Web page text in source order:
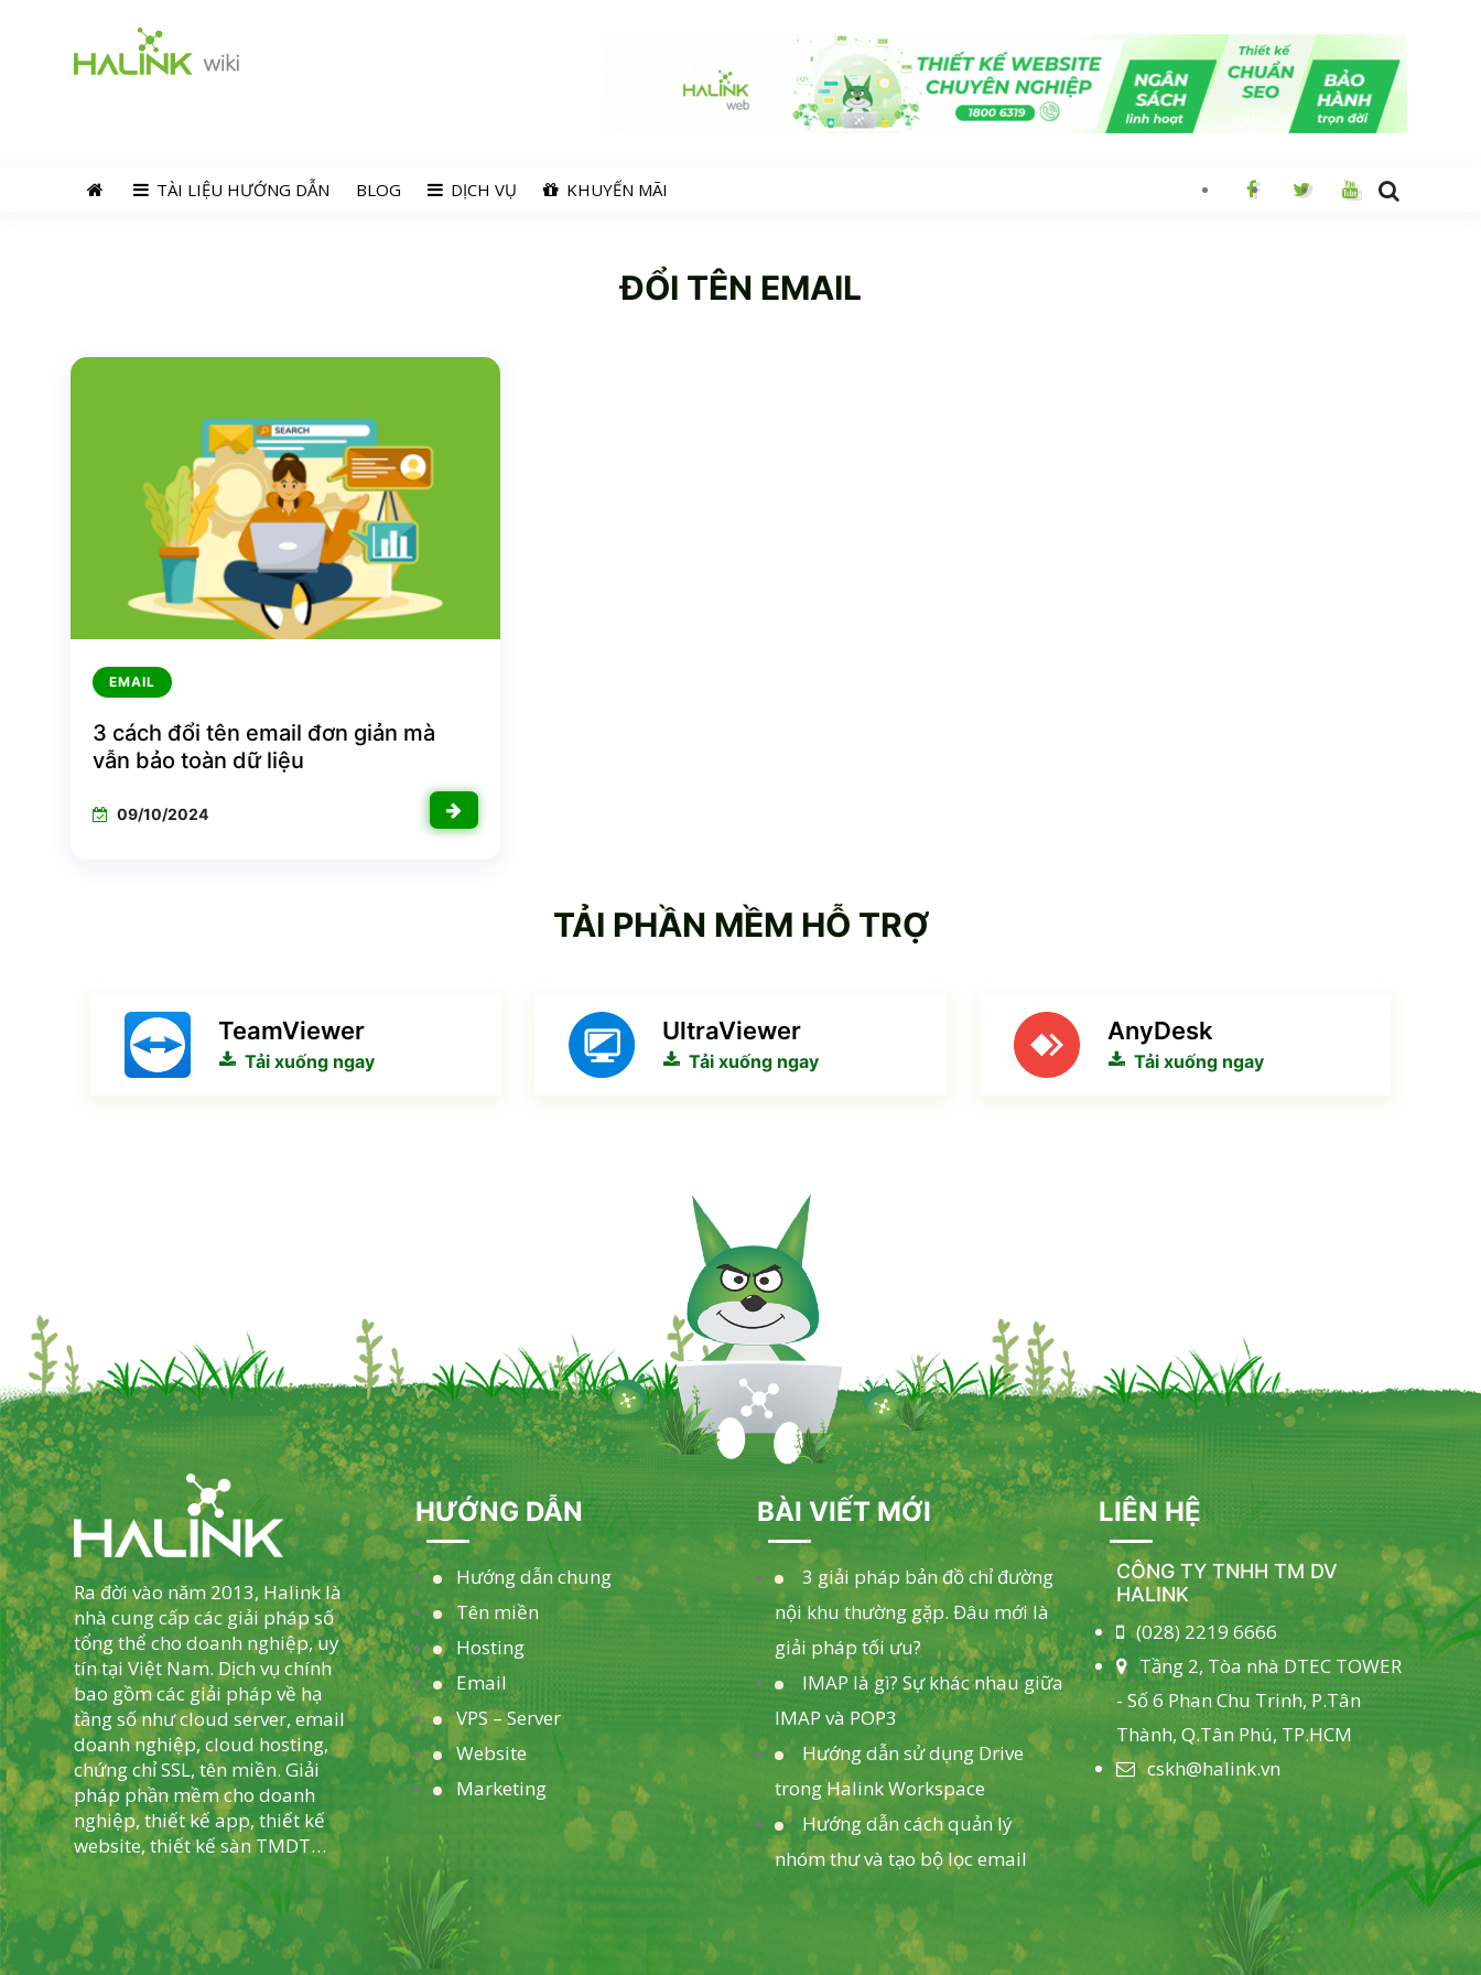
TÀI LIỆU HƯỚNG DẪN BLOG DỊCH VỤ KHUYẾN MÃI
ĐỔI TÊN EMAIL
EMAIL
3 cách đổi tên email đơn giản mà
vẫn bảo toàn dữ liệu
09/10/2024
TẢI PHẦN MỀM HỖ TRỢ
TeamViewer
Tải xuống ngay
UltraViewer
Tải xuống ngay
AnyDesk
Tải xuống ngay
Ra đời vào năm 2013, Halink là
nhà cung cấp các giải pháp số
tổng thể cho doanh nghiệp, uy
tín tại Việt Nam. Dịch vụ chính
bao gồm các giải pháp về hạ
tầng số như cloud server, email
doanh nghiệp, cloud hosting,
chứng chỉ SSL, tên miền. Giải
pháp phần mềm cho doanh
nghiệp, thiết kế app, thiết kế
website, thiết kế sàn TMDT…
HƯỚNG DẪN
Hướng dẫn chung
Tên miền
Hosting
Email
VPS – Server
Website
Marketing
BÀI VIẾT MỚI
3 giải pháp bản đồ chỉ đường
nội khu thường gặp. Đâu mới là
giải pháp tối ưu?
IMAP là gì? Sự khác nhau giữa
IMAP và POP3
Hướng dẫn sử dụng Drive
trong Halink Workspace
Hướng dẫn cách quản lý
nhóm thư và tạo bộ lọc email
LIÊN HỆ
CÔNG TY TNHH TM DV
HALINK
(028) 2219 6666
Tầng 2, Tòa nhà DTEC TOWER
- Số 6 Phan Chu Trinh, P.Tân
Thành, Q.Tân Phú, TP.HCM
cskh@halink.vn